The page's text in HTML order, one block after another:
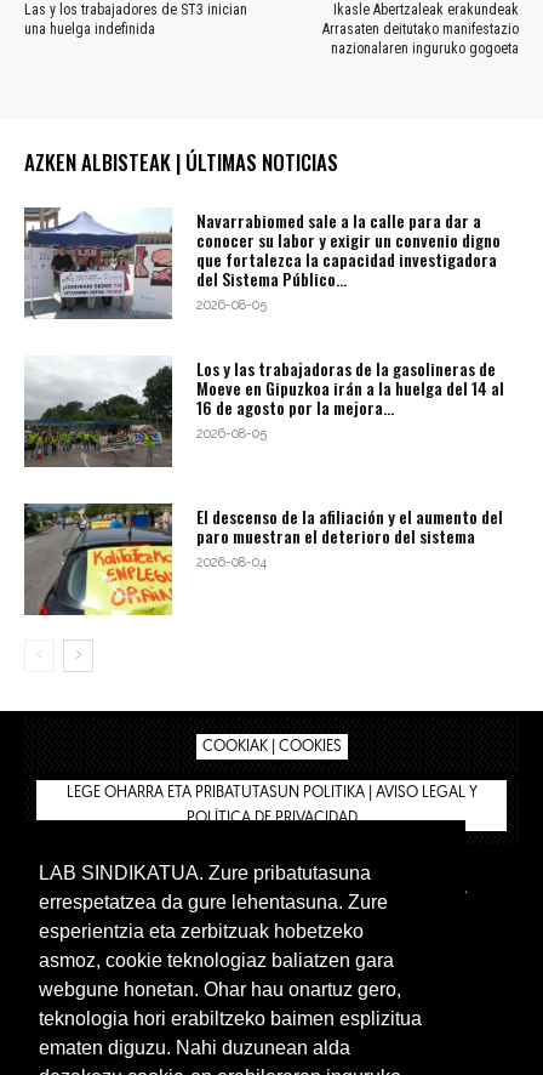
Las y los trabajadores de ST3 inician
una huelga indefinida
Ikasle Abertzaleak erakundeak
Arrasaten deitutako manifestazio
nazionalaren inguruko gogoeta
AZKEN ALBISTEAK | ÚLTIMAS NOTICIAS
Navarrabiomed sale a la calle para dar a
conocer su labor y exigir un convenio digno
que fortalezca la capacidad investigadora
del Sistema Público...
2026-08-05
Los y las trabajadoras de la gasolineras de
Moeve en Gipuzkoa irán a la huelga del 14 al
16 de agosto por la mejora...
2026-08-05
El descenso de la afiliación y el aumento del
paro muestran el deterioro del sistema
2026-08-04
COOKIAK | COOKIES
LEGE OHARRA ETA PRIBATUTASUN POLITIKA | AVISO LEGAL Y
POLÍTICA DE PRIVACIDAD
BIZILAN.EUS
TIENDA
INTRANET 🔑
Euskera Castellano
LAB SINDIKATUA. Zure pribatutasuna
errespetatzea da gure lehentasuna. Zure
esperientzia eta zerbitzuak hobetzeko
asmoz, cookie teknologiaz baliatzen gara
webgune honetan. Ohar hau onartuz gero,
teknologia hori erabiltzeko baimen esplizitua
ematen diguzu. Nahi duzunean alda